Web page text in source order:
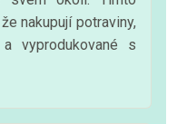
nakupují potraviny,
vyprodukované s